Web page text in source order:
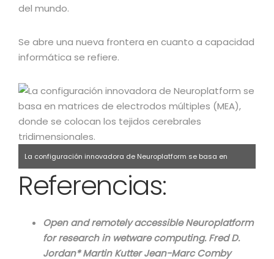
del mundo.
Se abre una nueva frontera en cuanto a capacidad
informática se refiere.
La configuración innovadora de Neuroplatform se basa en
matrices de electrodos múltiples (MEA), donde se colocan los
tejidos cerebrales tridimensionales.
Referencias:
Open and remotely accessible Neuroplatform
for research in wetware computing. Fred D.
Jordan* Martin Kutter Jean-Marc Comby